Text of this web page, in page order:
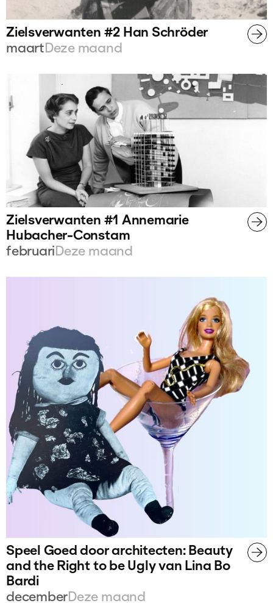
Zielsverwanten #2 Han Schröder
maartDeze maand
Zielsverwanten #1 Annemarie
Hubacher-Constam
februariDeze maand
Speel Goed door architecten: Beauty
and the Right to be Ugly van Lina Bo
Bardi
decemberDeze maand